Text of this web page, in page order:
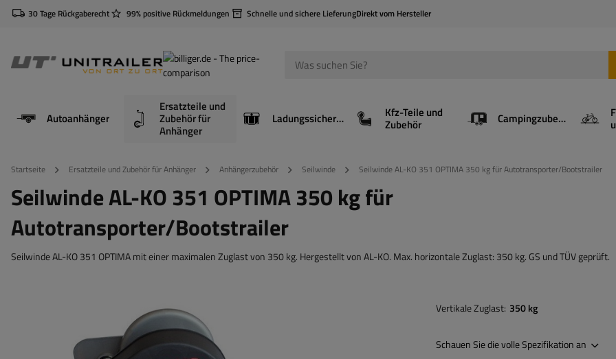
30 Tage Rückgaberecht 99% positive Rückmeldungen Schnelle und sichere LieferungDirekt vom Hersteller
Autoanhänger
Ersatzteile und
Zubehör für
Anhänger
Ladungssicherung Kfz-Teile und
Zubehör Campingzubehör
Startseite Ersatzteile und Zubehör für Anhänger Anhängerzubehör Seilwinde Seilwinde AL-KO 351 OPTIMA 350 kg für Autotransporter/Bootstrailer
Seilwinde AL-KO 351 OPTIMA 350 kg für
Autotransporter/Bootstrailer
Seilwinde AL-KO 351 OPTIMA mit einer maximalen Zuglast von 350 kg. Hergestellt von AL-KO. Max. horizontale Zuglast: 350 kg. GS und TÜV geprüft.
Vertikale Zuglast 350 kg
Schauen Sie die volle Spezifikation an